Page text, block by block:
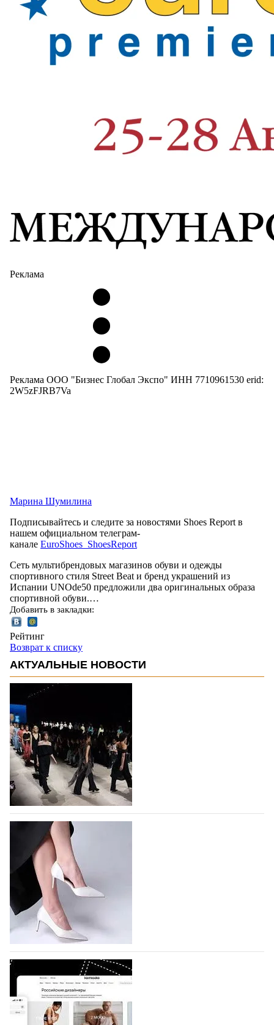
Реклама
Реклама ООО "Бизнес Глобал Экспо" ИНН 7710961530 erid:
2W5zFJRB7Va
Марина Шумилина
Подписывайтесь и следите за новостями Shoes Report в
нашем официальном телеграм-
канале EuroShoes_ShoesReport
Сеть мультибрендовых магазинов обуви и одежды
спортивного стиля Street Beat и бренд украшений из
Испании UNOde50 предложили два оригинальных образа
спортивной обуви.…
Добавить в закладки:
Рейтинг
Возврат к списку
АКТУАЛЬНЫЕ НОВОСТИ
На участие в Московской неделе моды
подано 1047 заявок
На участие в седьмой Московской неделе моды,
которая пройдет в российской столице с 26 сентября
по 1 октября, уже подано 1047 заявок. Примерно
половину из них (494) прислали дизайнеры,
коллекции которых не были представлены в…
07.08.2026 781
BALLINA представит свои новинки на Euro
Shoes
Компания BALLINA Guangzhou Lihuang Footwear